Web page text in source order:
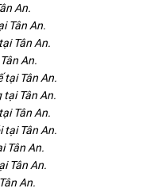
An.
Tân An.
Tân An.
An.
tại Tân An.
Tân An.
Tân An.
tại Tân An.
Tân An.
Tân An.
An.